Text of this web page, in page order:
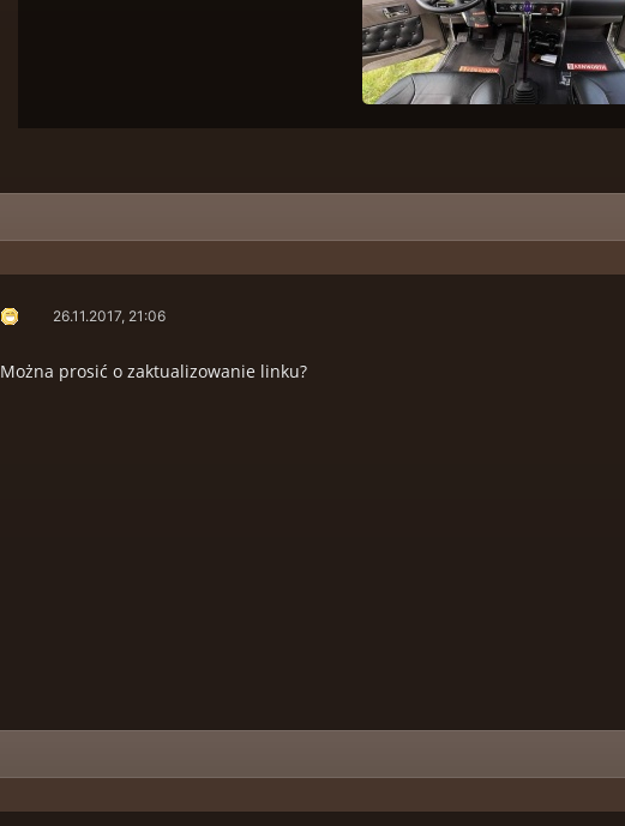
26.11.2017, 21:06
Można prosić o zaktualizowanie linku?